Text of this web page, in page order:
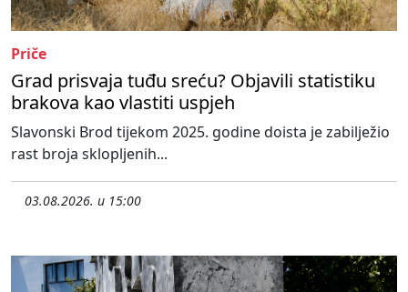
Priče
Grad prisvaja tuđu sreću? Objavili statistiku
brakova kao vlastiti uspjeh
Slavonski Brod tijekom 2025. godine doista je zabilježio
rast broja sklopljenih...
03.08.2026. u 15:00